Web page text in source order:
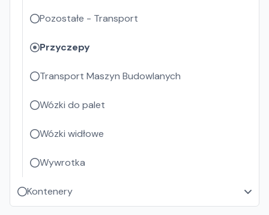
Pozostałe - Transport
Przyczepy
Transport Maszyn Budowlanych
Wózki do palet
Wózki widłowe
Wywrotka
Kontenery